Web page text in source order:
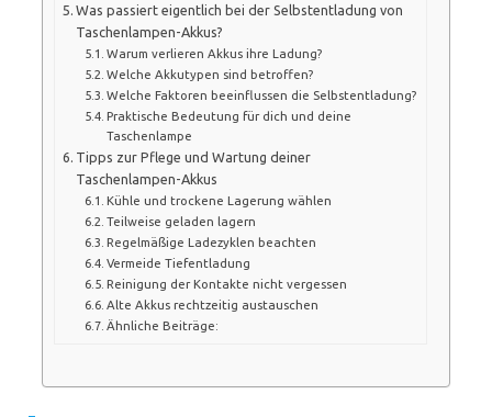
Was passiert eigentlich bei der Selbstentladung von
Taschenlampen-Akkus?
Warum verlieren Akkus ihre Ladung?
Welche Akkutypen sind betroffen?
Welche Faktoren beeinflussen die Selbstentladung?
Praktische Bedeutung für dich und deine
Taschenlampe
Tipps zur Pflege und Wartung deiner
Taschenlampen-Akkus
Kühle und trockene Lagerung wählen
Teilweise geladen lagern
Regelmäßige Ladezyklen beachten
Vermeide Tiefentladung
Reinigung der Kontakte nicht vergessen
Alte Akkus rechtzeitig austauschen
Ähnliche Beiträge: